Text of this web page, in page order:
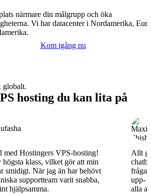
närmare din målgrupp och öka
Vi har datacenter i Nordamerika,
Kom igång nu
hosting du kan lita på
med Hostingers VPS-hosting!
högsta klass, vilket gör att min
smidigt. När jag än har behövt
supportteam varit snabba,
hjälpsamma.
Allt
fråga.
upp-
alla